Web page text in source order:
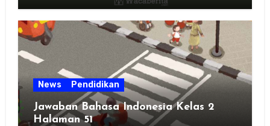
News Pendidikan
Jawaban Bahasa Indonesia Kelas 2
Halaman 51